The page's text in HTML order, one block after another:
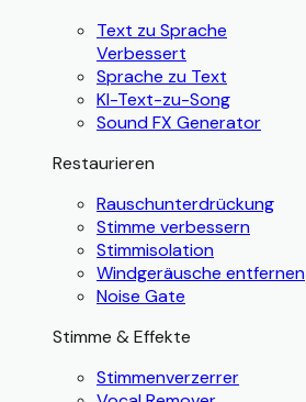
Text zu Sprache
Verbessert
Sprache zu Text
KI-Text-zu-Song
Sound FX Generator
Restaurieren
Rauschunterdrückung
Stimme verbessern
Stimmisolation
Windgeräusche entfernen
Noise Gate
Stimme & Effekte
Stimmenverzerrer